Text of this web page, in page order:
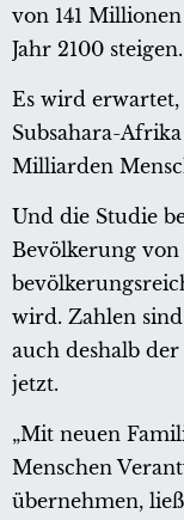
von 141
Jahr 2100 steigen.
Es wird erwartet,
Subsahara-
Milliarden
Und die Studie
Bevölkerung
wird. Zahlen
auch deshalb
jetzt.
„Mit neuen
Menschen
übernehmen,